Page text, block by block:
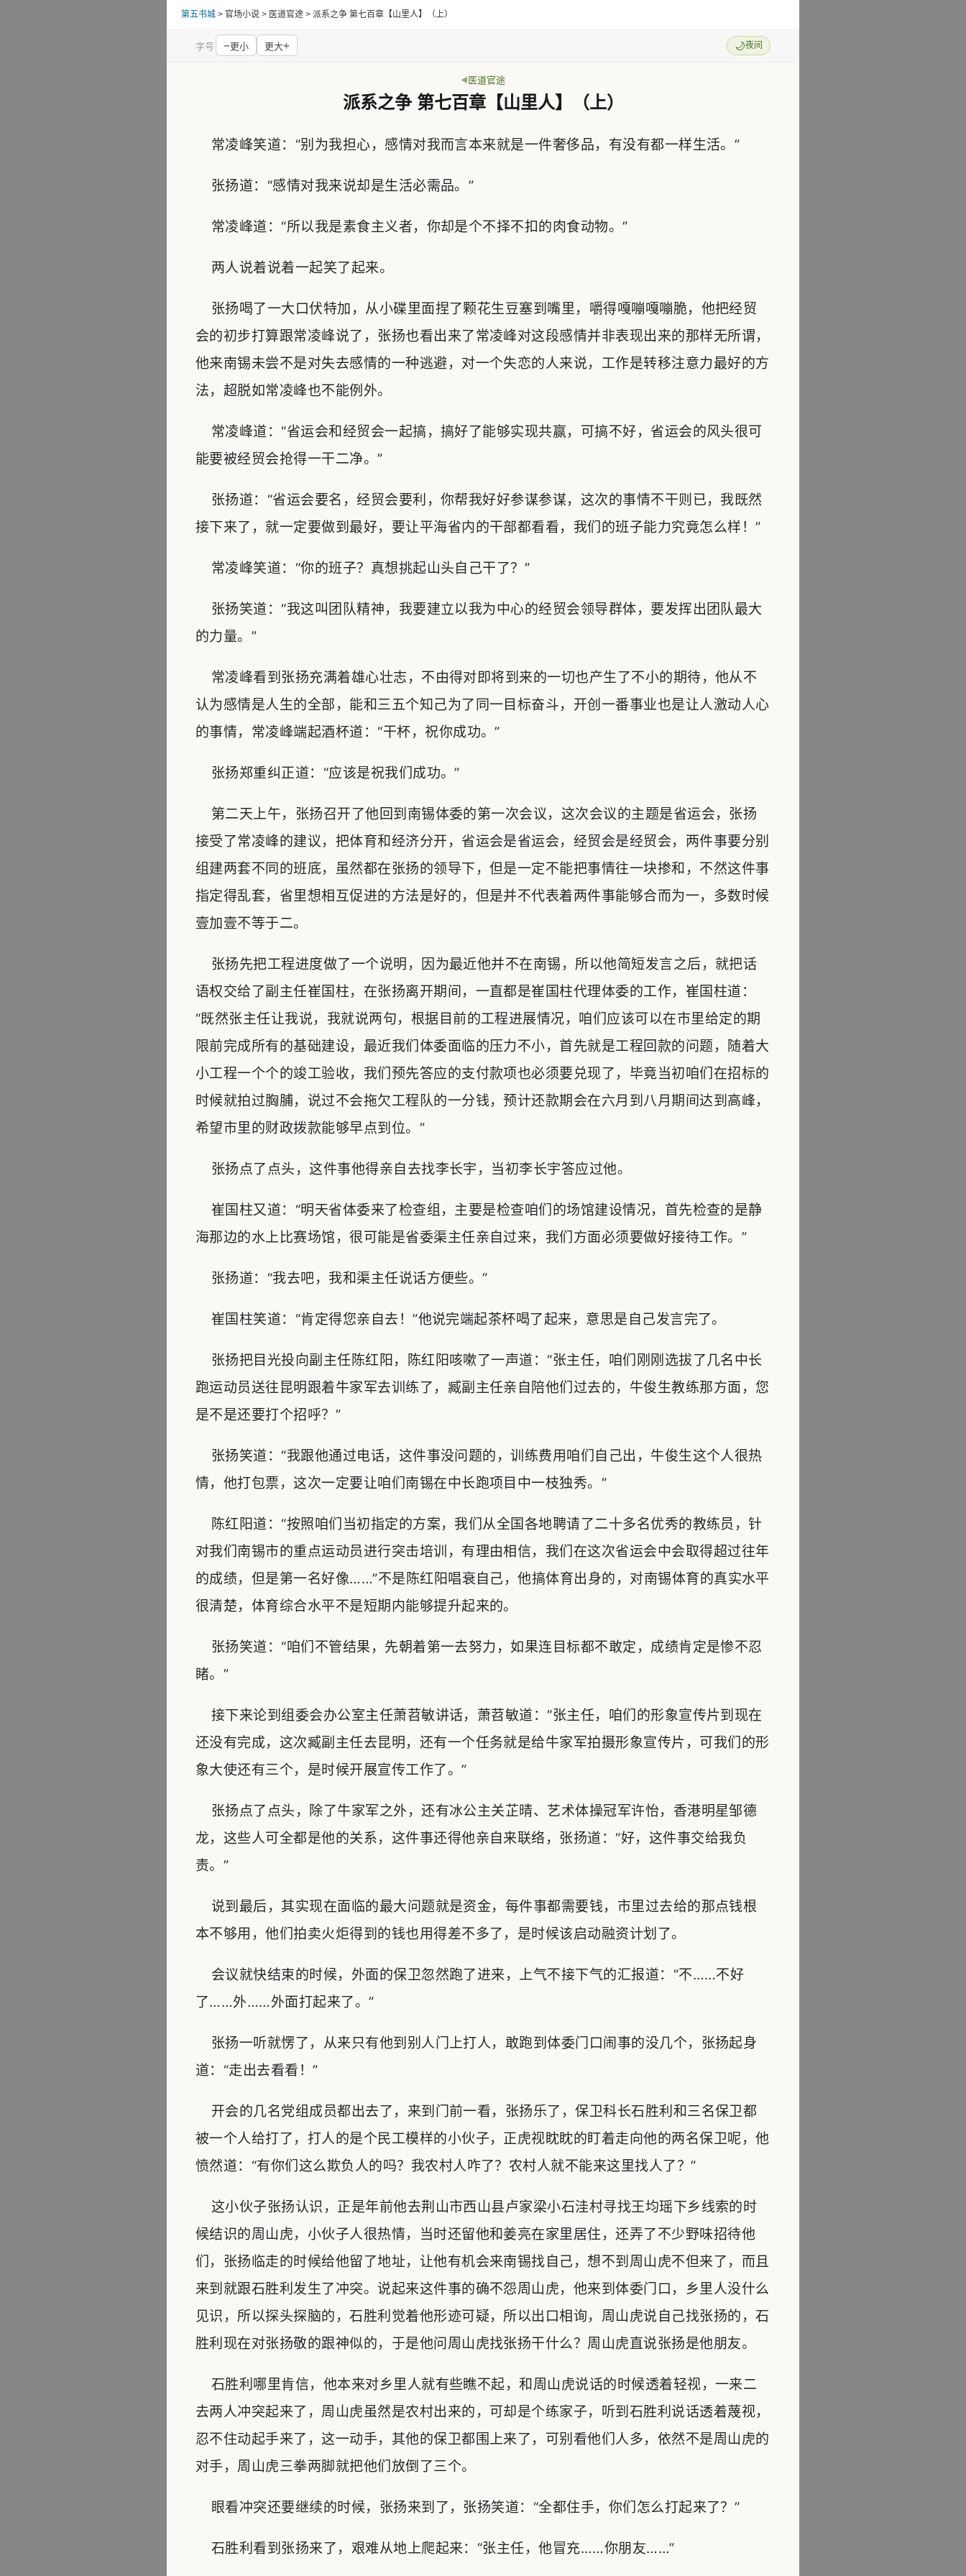
第五书城 > 官场小说 > 医道官途 > 派系之争 第七百章【山里人】（上）
字号 −更小 更大+ 🌙夜间
医道官途
派系之争 第七百章【山里人】（上）
常凌峰笑道：“别为我担心，感情对我而言本来就是一件奢侈品，有没有都一样生活。”
张扬道：“感情对我来说却是生活必需品。”
常凌峰道：“所以我是素食主义者，你却是个不择不扣的肉食动物。”
两人说着说着一起笑了起来。
张扬喝了一大口伏特加，从小碟里面捏了颗花生豆塞到嘴里，嚼得嘎嘣嘎嘣脆，他把经贸
会的初步打算跟常凌峰说了，张扬也看出来了常凌峰对这段感情并非表现出来的那样无所谓，
他来南锡未尝不是对失去感情的一种逃避，对一个失恋的人来说，工作是转移注意力最好的方
法，超脱如常凌峰也不能例外。
常凌峰道：“省运会和经贸会一起搞，搞好了能够实现共赢，可搞不好，省运会的风头很可
能要被经贸会抢得一干二净。”
张扬道：“省运会要名，经贸会要利，你帮我好好参谋参谋，这次的事情不干则已，我既然
接下来了，就一定要做到最好，要让平海省内的干部都看看，我们的班子能力究竟怎么样！”
常凌峰笑道：“你的班子？真想挑起山头自己干了？”
张扬笑道：“我这叫团队精神，我要建立以我为中心的经贸会领导群体，要发挥出团队最大
的力量。”
常凌峰看到张扬充满着雄心壮志，不由得对即将到来的一切也产生了不小的期待，他从不
认为感情是人生的全部，能和三五个知己为了同一目标奋斗，开创一番事业也是让人激动人心
的事情，常凌峰端起酒杯道：“干杯，祝你成功。”
张扬郑重纠正道：“应该是祝我们成功。”
第二天上午，张扬召开了他回到南锡体委的第一次会议，这次会议的主题是省运会，张扬
接受了常凌峰的建议，把体育和经济分开，省运会是省运会，经贸会是经贸会，两件事要分别
组建两套不同的班底，虽然都在张扬的领导下，但是一定不能把事情往一块掺和，不然这件事
指定得乱套，省里想相互促进的方法是好的，但是并不代表着两件事能够合而为一，多数时候
壹加壹不等于二。
张扬先把工程进度做了一个说明，因为最近他并不在南锡，所以他简短发言之后，就把话
语权交给了副主任崔国柱，在张扬离开期间，一直都是崔国柱代理体委的工作，崔国柱道：
“既然张主任让我说，我就说两句，根据目前的工程进展情况，咱们应该可以在市里给定的期
限前完成所有的基础建设，最近我们体委面临的压力不小，首先就是工程回款的问题，随着大
小工程一个个的竣工验收，我们预先答应的支付款项也必须要兑现了，毕竟当初咱们在招标的
时候就拍过胸脯，说过不会拖欠工程队的一分钱，预计还款期会在六月到八月期间达到高峰，
希望市里的财政拨款能够早点到位。”
张扬点了点头，这件事他得亲自去找李长宇，当初李长宇答应过他。
崔国柱又道：“明天省体委来了检查组，主要是检查咱们的场馆建设情况，首先检查的是静
海那边的水上比赛场馆，很可能是省委渠主任亲自过来，我们方面必须要做好接待工作。”
张扬道：“我去吧，我和渠主任说话方便些。”
崔国柱笑道：“肯定得您亲自去！”他说完端起茶杯喝了起来，意思是自己发言完了。
张扬把目光投向副主任陈红阳，陈红阳咳嗽了一声道：“张主任，咱们刚刚选拔了几名中长
跑运动员送往昆明跟着牛家军去训练了，臧副主任亲自陪他们过去的，牛俊生教练那方面，您
是不是还要打个招呼？”
张扬笑道：“我跟他通过电话，这件事没问题的，训练费用咱们自己出，牛俊生这个人很热
情，他打包票，这次一定要让咱们南锡在中长跑项目中一枝独秀。”
陈红阳道：“按照咱们当初指定的方案，我们从全国各地聘请了二十多名优秀的教练员，针
对我们南锡市的重点运动员进行突击培训，有理由相信，我们在这次省运会中会取得超过往年
的成绩，但是第一名好像……”不是陈红阳唱衰自己，他搞体育出身的，对南锡体育的真实水平
很清楚，体育综合水平不是短期内能够提升起来的。
张扬笑道：“咱们不管结果，先朝着第一去努力，如果连目标都不敢定，成绩肯定是惨不忍
睹。”
接下来论到组委会办公室主任萧苕敏讲话，萧苕敏道：“张主任，咱们的形象宣传片到现在
还没有完成，这次臧副主任去昆明，还有一个任务就是给牛家军拍摄形象宣传片，可我们的形
象大使还有三个，是时候开展宣传工作了。”
张扬点了点头，除了牛家军之外，还有冰公主关芷晴、艺术体操冠军许怡，香港明星邹德
龙，这些人可全都是他的关系，这件事还得他亲自来联络，张扬道：“好，这件事交给我负
责。”
说到最后，其实现在面临的最大问题就是资金，每件事都需要钱，市里过去给的那点钱根
本不够用，他们拍卖火炬得到的钱也用得差不多了，是时候该启动融资计划了。
会议就快结束的时候，外面的保卫忽然跑了进来，上气不接下气的汇报道：“不……不好
了……外……外面打起来了。”
张扬一听就愣了，从来只有他到别人门上打人，敢跑到体委门口闹事的没几个，张扬起身
道：“走出去看看！”
开会的几名党组成员都出去了，来到门前一看，张扬乐了，保卫科长石胜利和三名保卫都
被一个人给打了，打人的是个民工模样的小伙子，正虎视眈眈的盯着走向他的两名保卫呢，他
愤然道：“有你们这么欺负人的吗？我农村人咋了？农村人就不能来这里找人了？”
这小伙子张扬认识，正是年前他去荆山市西山县卢家梁小石洼村寻找王均瑶下乡线索的时
候结识的周山虎，小伙子人很热情，当时还留他和姜亮在家里居住，还弄了不少野味招待他
们，张扬临走的时候给他留了地址，让他有机会来南锡找自己，想不到周山虎不但来了，而且
来到就跟石胜利发生了冲突。说起来这件事的确不怨周山虎，他来到体委门口，乡里人没什么
见识，所以探头探脑的，石胜利觉着他形迹可疑，所以出口相询，周山虎说自己找张扬的，石
胜利现在对张扬敬的跟神似的，于是他问周山虎找张扬干什么？周山虎直说张扬是他朋友。
石胜利哪里肯信，他本来对乡里人就有些瞧不起，和周山虎说话的时候透着轻视，一来二
去两人冲突起来了，周山虎虽然是农村出来的，可却是个练家子，听到石胜利说话透着蔑视，
忍不住动起手来了，这一动手，其他的保卫都围上来了，可别看他们人多，依然不是周山虎的
对手，周山虎三拳两脚就把他们放倒了三个。
眼看冲突还要继续的时候，张扬来到了，张扬笑道：“全都住手，你们怎么打起来了？”
石胜利看到张扬来了，艰难从地上爬起来：“张主任，他冒充……你朋友……”